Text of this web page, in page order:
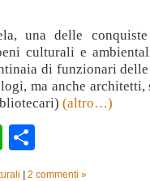
una delle
culturali e
di funzionari
ma anche architetti,
(altro…)
WhatsApp
| 2 commenti »